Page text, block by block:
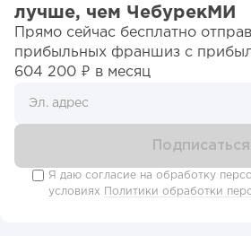
лучше, чем ЧебурекМИ
Прямо сейчас бесплатно
прибыльных франшиз c
604 200 ₽ в месяц
Я даю согласие на обработку
условиях
Политики обработки